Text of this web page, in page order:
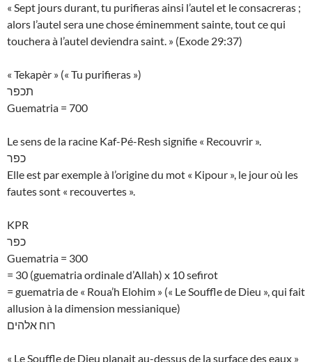
« Sept jours durant, tu purifieras ainsi l’autel et le consacreras ;
alors l’autel sera une chose éminemment sainte, tout ce qui
touchera à l’autel deviendra saint. » (Exode 29:37)
« Tekapèr » (« Tu purifieras »)
תכפר
Guematria = 700
Le sens de la racine Kaf-Pé-Resh signifie « Recouvrir ».
כפר
Elle est par exemple à l’origine du mot « Kipour », le jour où les
fautes sont « recouvertes ».
KPR
כפר
Guematria = 300
= 30 (guematria ordinale d’Allah) x 10 sefirot
= guematria de « Roua’h Elohim » (« Le Souffle de Dieu », qui fait
allusion à la dimension messianique)
רוח אלהים
« Le Souffle de Dieu planait au-dessus de la surface des eaux »